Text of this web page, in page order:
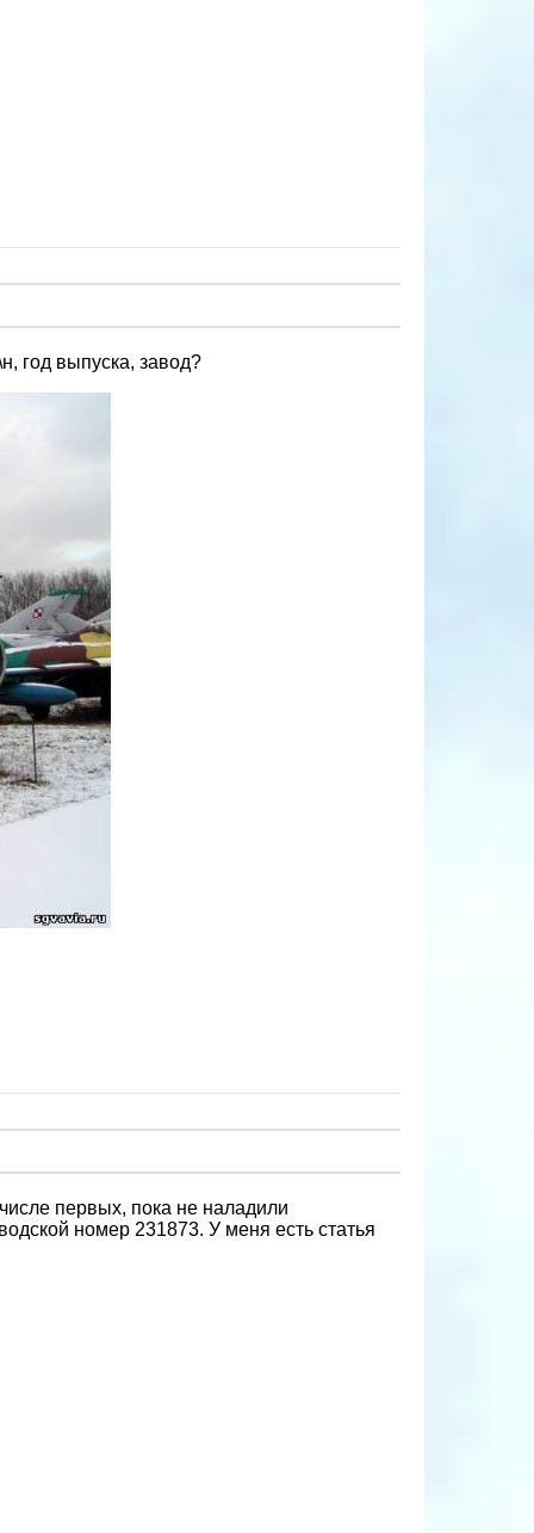
год выпуска, завод?
первых, пока не наладили
номер 231873. У меня есть статья